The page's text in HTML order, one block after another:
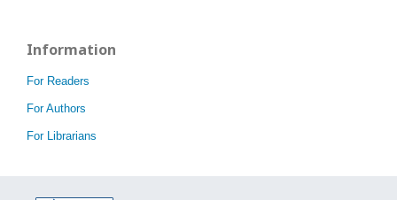
Information
For Readers
For Authors
For Librarians